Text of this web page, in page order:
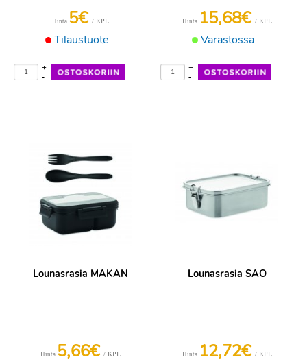
Tilaustuote
Hinta 5€ / KPL
-
+
Varastossa
Hinta 15,68€ / KPL
-
+
Lounasrasia MAKAN
Hinta 5,66€ / KPL
Lounasrasia SAO
Hinta 12,72€ / KPL